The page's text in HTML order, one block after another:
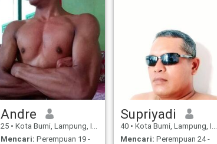
Andre
25 • Kota Bumi, Lampung, Indonesia
Mencari: Perempuan 19 -
Supriyadi
40 • Kota Bumi, Lampung, Indonesia
Mencari: Perempuan 24 -